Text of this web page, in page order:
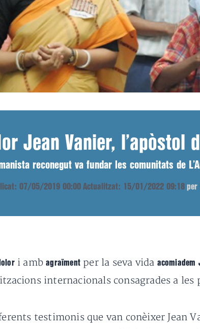
Jean Vanier, l’apòstol
reconegut va fundar les comunitats de
07/05/2019 00:00 Actualitzat: 15/01/2022 09:18 per
i ambagraïment per la seva vida acomiadem
internacionals consagrades a
testimonis que van conèixer Jean